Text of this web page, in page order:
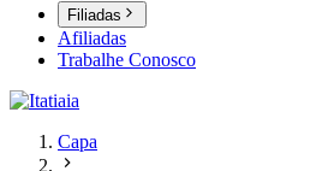
Filiadas
Afiliadas
Trabalhe Conosco
Capa